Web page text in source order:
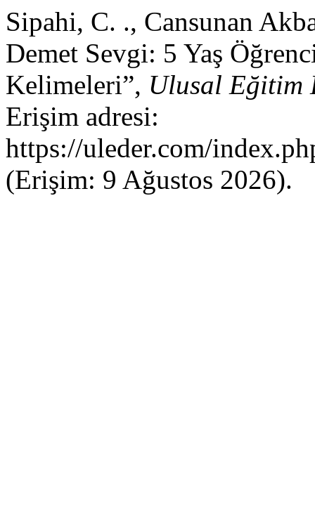
Sipahi, C. ., Cansunan
Demet Sevgi: 5 Yaş
Kelimeleri”, Ulusal Eğitim
Erişim adresi:
https://uleder.com/
(Erişim: 9 Ağustos 2026).